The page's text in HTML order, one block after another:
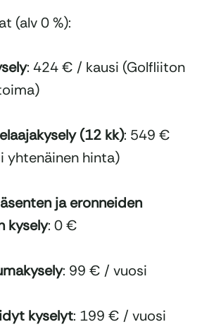
(alv 0 %):
: 424 € / kausi (Golfliiton
(12 kk): 549 €
yhtenäinen hinta)
ja eronneiden
kysely: 0 €
: 99 € / vuosi
kyselyt: 199 € / vuosi